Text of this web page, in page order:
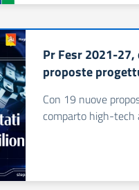
Pr Fesr 2021-
proposte
Con 19 nuove
comparto high-tech